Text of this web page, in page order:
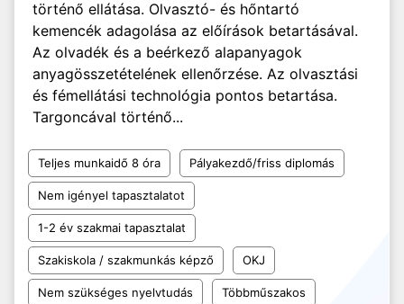
történő ellátása. Olvasztó- és hőntartó
kemencék adagolása az előírások betartásával.
Az olvadék és a beérkező alapanyagok
anyagösszetételének ellenőrzése. Az olvasztási
és fémellátási technológia pontos betartása.
Targoncával történő...
Teljes munkaidő 8 óra Pályakezdő/friss diplomás
Nem igényel tapasztalatot
1-2 év szakmai tapasztalat
Szakiskola / szakmunkás képző OKJ
Nem szükséges nyelvtudás Többműszakos